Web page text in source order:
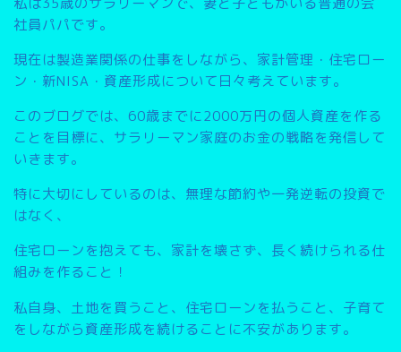
社員パパです。
現在は製造業関係の仕事をしながら、家計管理・住宅ロー
ン・新NISA・資産形成について日々考えています。
このブログでは、 60歳までに2000万円の個人資産を作る
こと を目標に、サラリーマン家庭のお金の戦略を発信して
いきます。
特に大切にしているのは、無理な節約や一発逆転の投資で
はなく、
住宅ローンを抱えても、家計を壊さず、長く続けられる仕
組みを作ること ！
私自身、土地を買うこと、住宅ローンを払うこと、子育て
をしながら資産形成を続けることに不安があります。